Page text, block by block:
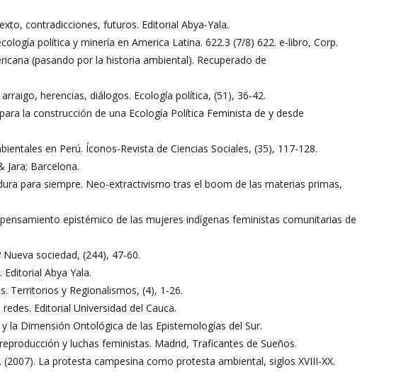
contradicciones, futuros. Editorial Abya-Yala.
política y minería en America Latina. 622.3 (7/8) 622. e-libro, Corp.
(pasando por la historia ambiental). Recuperado de
herencias, diálogos. Ecología política, (51), 36-42.
la construcción de una Ecología Política Feminista de y desde
en Perú. Íconos-Revista de Ciencias Sociales, (35), 117-128.
Jara; Barcelona.
para siempre. Neo-extractivismo tras el boom de las materias primas,
epistémico de las mujeres indígenas feministas comunitarias de
sociedad, (244), 47-60.
Abya Yala.
Territorios y Regionalismos, (4), 1-26.
Editorial Universidad del Cauca.
la Dimensión Ontológica de las Epistemologías del Sur.
y luchas feministas. Madrid, Traficantes de Sueños.
La protesta campesina como protesta ambiental, siglos XVIII-XX.